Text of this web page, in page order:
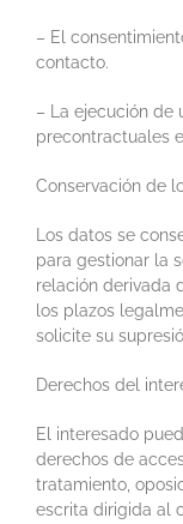
– El
contacto.
– La ejecución de
precontractuales
Conservación de
Los datos se
para gestionar la
relación derivada
los plazos
solicite su
Derechos del
El interesado
derechos de
tratamiento,
escrita dirigida al